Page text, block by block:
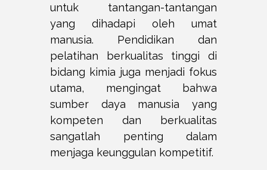
untuk tantangan-tantangan
yang dihadapi oleh umat
manusia. Pendidikan dan
pelatihan berkualitas tinggi di
bidang kimia juga menjadi fokus
utama, mengingat bahwa
sumber daya manusia yang
kompeten dan berkualitas
sangatlah penting dalam
menjaga keunggulan kompetitif.